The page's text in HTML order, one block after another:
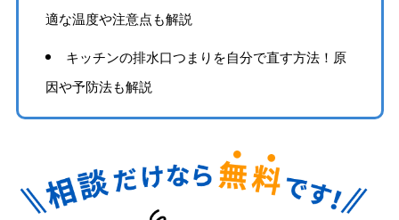
適な温度や注意点も解説
キッチンの排水口つまりを自分で直す方法！原
因や予防法も解説